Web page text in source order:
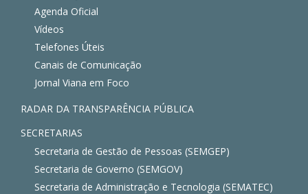
Agenda Oficial
Vídeos
Telefones Úteis
Canais de Comunicação
Jornal Viana em Foco
RADAR DA TRANSPARÊNCIA PÚBLICA
SECRETARIAS
Secretaria de Gestão de Pessoas (SEMGEP)
Secretaria de Governo (SEMGOV)
Secretaria de Administração e Tecnologia (SEMATEC)